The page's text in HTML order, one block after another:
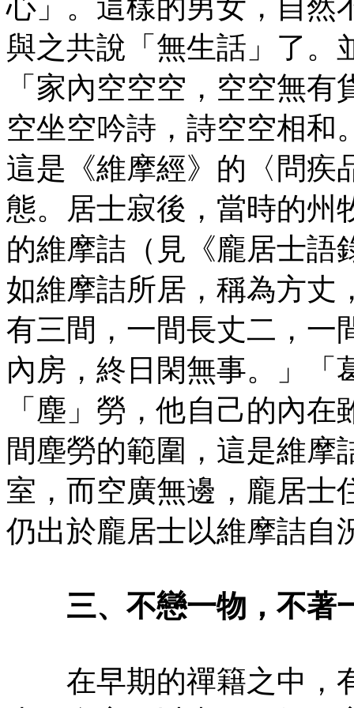
心」。這樣的男女，自然
與之共說「無生話」了。
「家內空空空，空空無
空坐空吟詩，詩空空相和
這是《維摩經》的〈問疾
態。居士寂後，當時的州
的維摩詰（見《龐居士語
如維摩詰所居，稱為方丈
有三間，一間長丈二，一
內房，終日閑無事。」「
「塵」勞，他自己的內
間塵勞的範圍，這是維摩
室，而空廣無邊，龐居士
仍出於龐居士以維摩詰自
三、不戀一物，不著
在早期的禪籍之中，